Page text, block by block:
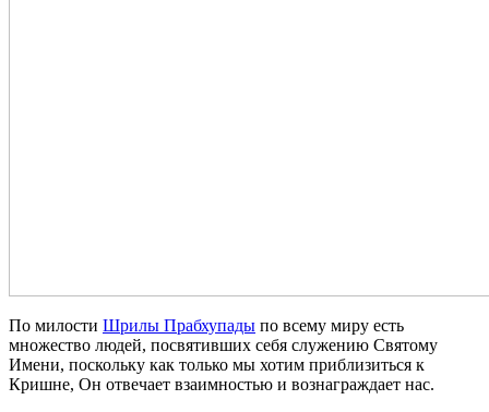
По милости Шрилы Прабхупады по всему миру есть
множество людей, посвятивших себя служению Святому
Имени, поскольку как только мы хотим приблизиться к
Кришне, Он отвечает взаимностью и вознаграждает нас.